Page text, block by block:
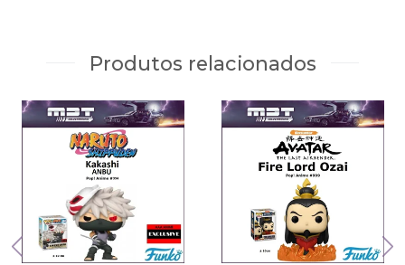
Produtos relacionados